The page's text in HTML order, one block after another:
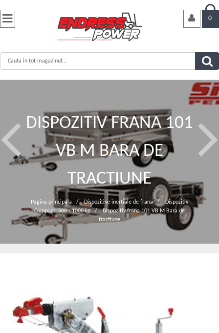

0

DISPOZITIV FRANA 101
VB M BARA DE
TRACTIUNE
Pagina principala / Dispozitive inertiale de frana /
Dispozitiv
Compact, 500 - 1000 kg
/
Dispozitiv frana 101 VB M Bara de
tractiune